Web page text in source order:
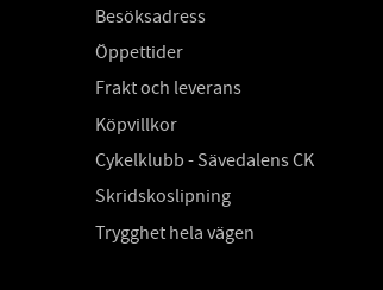
Besöksadress
Öppettider
Frakt och leverans
Köpvillkor
Cykelklubb - Sävedalens CK
Skridskoslipning
Trygghet hela vägen